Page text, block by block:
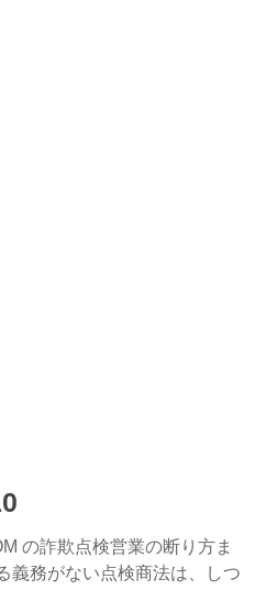
の詐欺点検営業の断り方ま
義務がない点検商法は、しつ